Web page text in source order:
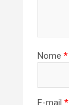
Nome *
E-mail *